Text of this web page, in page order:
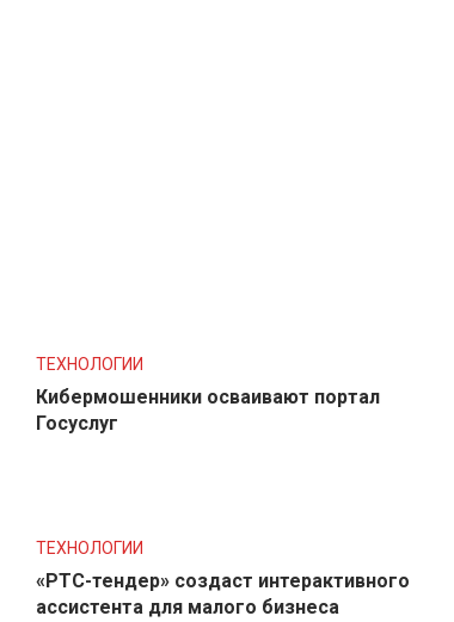
ТЕХНОЛОГИИ
Кибермошенники осваивают портал
Госуслуг
ТЕХНОЛОГИИ
«РТС-тендер» создаст интерактивного
ассистента для малого бизнеса